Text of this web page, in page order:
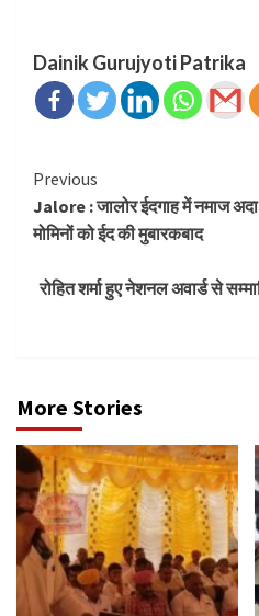
Dainik Gurujyoti Patrika
Continue
Reading
Previous
Jalore : जालोर ईदगाह में नमाज
मोमिनों को ईद की मुबारकबाद
रोहित शर्मा हुए नेशनल अवार्ड से
More Stories